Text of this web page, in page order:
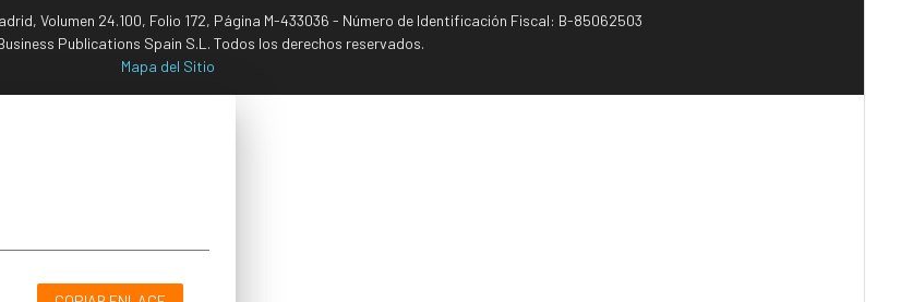
Volumen 24.100, Folio 172, Página M-433036 - Número de Identificación Fiscal: B-85062503
Publications Spain S.L. Todos los derechos reservados.
Mapa del Sitio